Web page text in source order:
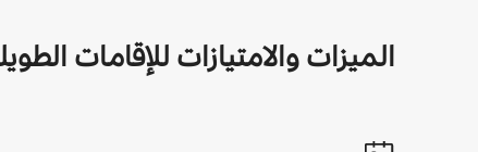
الميزات والامتيازات للإقامات